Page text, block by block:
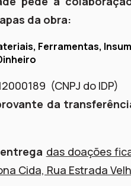
da obra:
Ferramentas,
(CNPJ do IDP)
da
das doações
Cida, Rua Estrada